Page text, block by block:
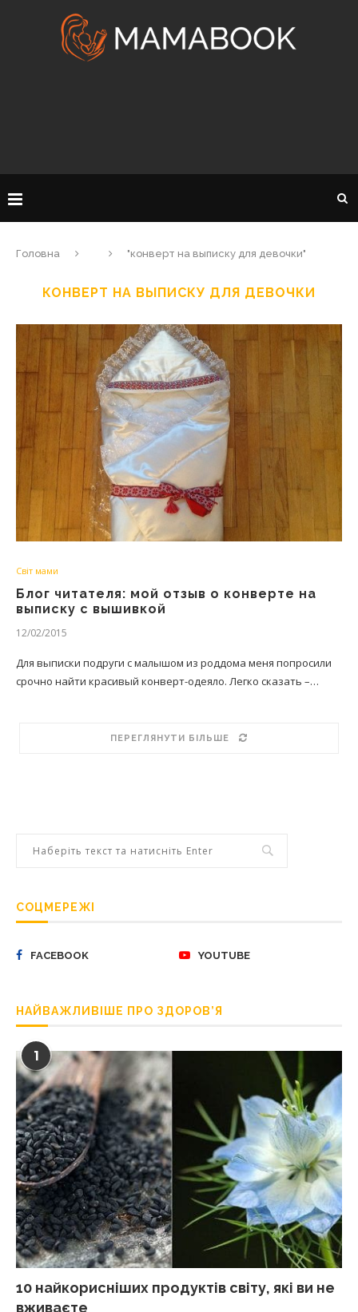
Головна "конверт на выписку для девочки"
КОНВЕРТ НА ВЫПИСКУ ДЛЯ ДЕВОЧКИ
Світ мами
Блог читателя: мой отзыв о конверте на
выписку с вышивкой
12/02/2015
Для выписки подруги с малышом из роддома меня попросили
срочно найти красивый конверт-одеяло. Легко сказать –…
ПЕРЕГЛЯНУТИ БІЛЬШЕ
СОЦМЕРЕЖІ
FACEBOOK YOUTUBE
НАЙВАЖЛИВІШЕ ПРО ЗДОРОВ’Я
1
10 найкорисніших продуктів світу, які ви не
вживаєте